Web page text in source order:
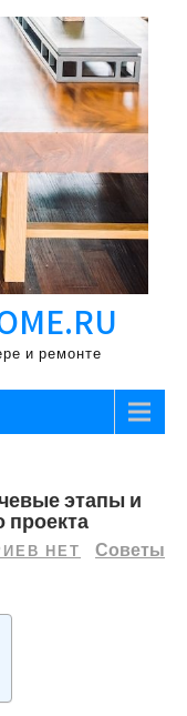
и ремонте
этапы и
проекта
НЕТ
Советы